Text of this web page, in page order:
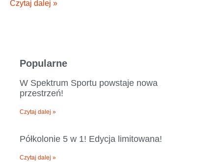
Czytaj dalej »
Popularne
W Spektrum Sportu powstaje nowa
przestrzeń!
Czytaj dalej »
Półkolonie 5 w 1! Edycja limitowana!
Czytaj dalej »